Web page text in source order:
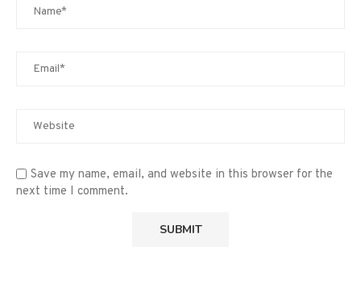
Save my name, email, and website in this browser for the
next time I comment.